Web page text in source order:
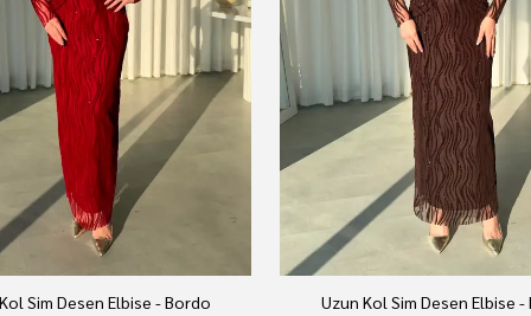
Sim Desen Elbise - Bordo Uzun Kol Sim Desen Elbise -